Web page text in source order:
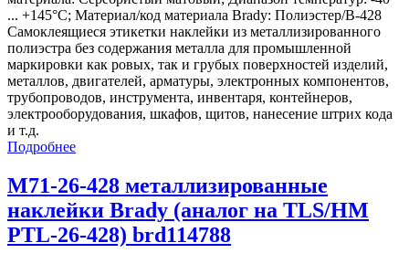
... +145°С; Материал/код материала Brady: Полиэстер/В-428
Самоклеящиеся этикетки наклейки из металлизированного
полиэстра без содержания металла для промышленной
маркировки как ровых, так и грубых поверхностей изделий,
металлов, двигателей, арматуры, электронных компонентов,
трубопроводов, инструмента, инвентаря, контейнеров,
электрооборудования, шкафов, щитов, нанесение штрих кода
и т.д.
Подробнее
M71-26-428 металлизированные
наклейки Brady (аналог на TLS/HM
PTL-26-428) brd114788